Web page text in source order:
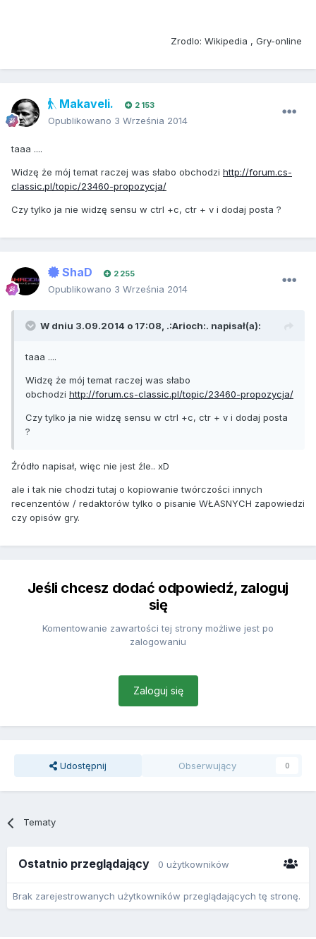
Zrodlo: Wikipedia , Gry-online
Makaveli. 2 153
Opublikowano 3 Września 2014
taaa ....
Widzę że mój temat raczej was słabo obchodzi http://forum.cs-
classic.pl/topic/23460-propozycja/
Czy tylko ja nie widzę sensu w ctrl +c, ctr + v i dodaj posta ?
ShaD 2 255
Opublikowano 3 Września 2014
W dniu 3.09.2014 o 17:08, .:Arioch:. napisał(a):
taaa ....
Widzę że mój temat raczej was słabo
obchodzi http://forum.cs-classic.pl/topic/23460-propozycja/
Czy tylko ja nie widzę sensu w ctrl +c, ctr + v i dodaj posta
?
Źródło napisał, więc nie jest źle.. xD
ale i tak nie chodzi tutaj o kopiowanie twórczości innych
recenzentów / redaktorów tylko o pisanie WŁASNYCH zapowiedzi
czy opisów gry.
Jeśli chcesz dodać odpowiedź, zaloguj
się
Komentowanie zawartości tej strony możliwe jest po
zalogowaniu
Zaloguj się
Udostępnij Obserwujący 0
Tematy
Ostatnio przeglądający 0 użytkowników
Brak zarejestrowanych użytkowników przeglądających tę stronę.